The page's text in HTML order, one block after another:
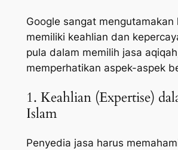
Google sangat mengutamakan
memiliki keahlian dan
pula dalam memilih jasa
memperhatikan aspek-aspek
1. Keahlian (Expertise)
Islam
Penyedia jasa harus